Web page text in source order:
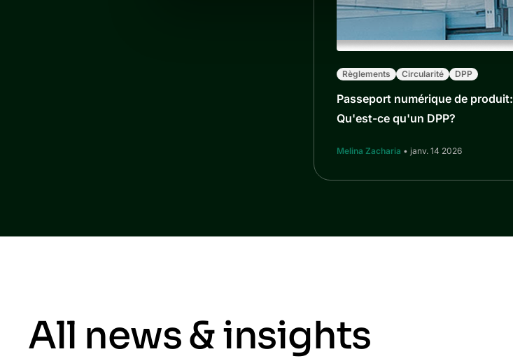
Règlements Circularité DPP
Passeport numérique de produit:
Qu'est-ce qu'un DPP?
Melina Zacharia • janv. 14 2026
All news & insights